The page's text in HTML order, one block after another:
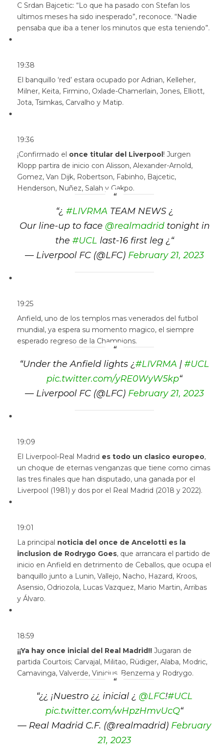
C Srdan Bajcetic: “Lo que ha pasado con Stefan los
ultimos meses ha sido inesperado”, reconoce. “Nadie
pensaba que iba a tener los minutos que esta teniendo”.
19:38
El banquillo ‘red’ estara ocupado por Adrian, Kelleher,
Milner, Keita, Firmino, Oxlade-Chamerlain, Jones, Elliott,
Jota, Tsimkas, Carvalho y Matip.
19:36
¡Confirmado el once titular del Liverpool! Jurgen
Klopp partira de inicio con Alisson, Alexander-Arnold,
Gomez, Van Dijk, Robertson, Fabinho, Bajcetic,
Henderson, Nuñez, Salah y Gakpo.
“¿ #LIVRMA TEAM NEWS ¿
Our line-up to face @realmadridtonight in
the #UCL last-16 first leg ¿ “
— Liverpool FC (@LFC) February 21, 2023
19:25
Anfield, uno de los templos mas venerados del futbol
mundial, ya espera su momento magico, el siempre
esperado regreso de la Champions.
“Under the Anfield lights ¿#LIVRMA | #UCL
pic.twitter.com/yRE0WyW5kp“
— Liverpool FC (@LFC) February 21, 2023
19:09
El Liverpool-Real Madrid es todo un clasico europeo,
un choque de eternas venganzas que tiene como cimas
las tres finales que han disputado, una ganada por el
Liverpool (1981) y dos por el Real Madrid (2018 y 2022).
19:01
La principal noticia del once de Ancelotti es la
inclusion de Rodrygo Goes, que arrancara el partido de
inicio en Anfield en detrimento de Ceballos, que ocupa el
banquillo junto a Lunin, Vallejo, Nacho, Hazard, Kroos,
Asensio, Odriozola, Lucas Vazquez, Mario Martin, Arribas
y Álvaro.
18:59
¡¡Ya hay once inicial del Real Madrid!! Jugaran de
partida Courtois; Carvajal, Militao, Rüdiger, Alaba, Modric,
Camavinga, Valverde, Vinicius, Benzema y Rodrygo.
“¿¿ ¡Nuestro ¿¿ inicial ¿ @LFC!#UCL
pic.twitter.com/wHpzHmvUcQ“
— Real Madrid C.F. (@realmadrid) February
21, 2023